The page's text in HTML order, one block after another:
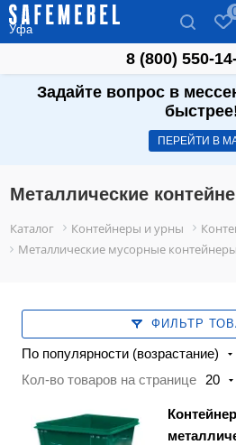
Уфа
8 (800) 550-
Задайте вопрос в
ПЕРЕЙТИ В
Металлические
Каталог Контейнеры и урны
Металлические мусорные контейнеры
ФИЛЬТР
По популярности (возрастание)
Кол-во товаров на странице
20
Контейнер